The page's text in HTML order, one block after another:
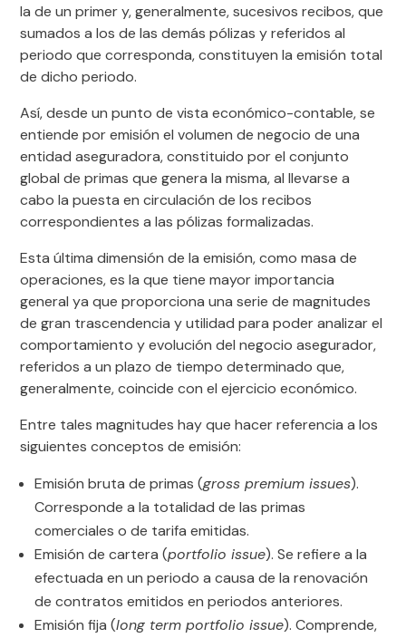
la de un primer y, generalmente, sucesivos recibos, que
sumados a los de las demás pólizas y referidos al
periodo que corresponda, constituyen la emisión total
de dicho periodo.
Así, desde un punto de vista económico-contable, se
entiende por emisión el volumen de negocio de una
entidad aseguradora, constituido por el conjunto
global de primas que genera la misma, al llevarse a
cabo la puesta en circulación de los recibos
correspondientes a las pólizas formalizadas.
Esta última dimensión de la emisión, como masa de
operaciones, es la que tiene mayor importancia
general ya que proporciona una serie de magnitudes
de gran trascendencia y utilidad para poder analizar el
comportamiento y evolución del negocio asegurador,
referidos a un plazo de tiempo determinado que,
generalmente, coincide con el ejercicio económico.
Entre tales magnitudes hay que hacer referencia a los
siguientes conceptos de emisión:
Emisión bruta de primas (gross premium issues).
Corresponde a la totalidad de las primas
comerciales o de tarifa emitidas.
Emisión de cartera (portfolio issue). Se refiere a la
efectuada en un periodo a causa de la renovación
de contratos emitidos en periodos anteriores.
Emisión fija (long term portfolio issue). Comprende,